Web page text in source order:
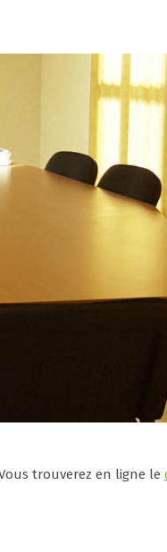
trouverez en ligne le